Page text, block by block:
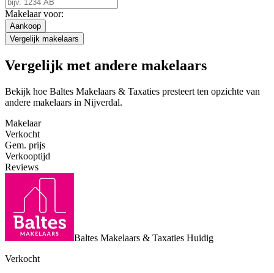
Makelaar voor:
Aankoop
Vergelijk makelaars
Vergelijk met andere makelaars
Bekijk hoe Baltes Makelaars & Taxaties presteert ten opzichte van
andere makelaars in Nijverdal.
Makelaar
Verkocht
Gem. prijs
Verkooptijd
Reviews
Baltes Makelaars & TaxatiesHuidig
Verkocht